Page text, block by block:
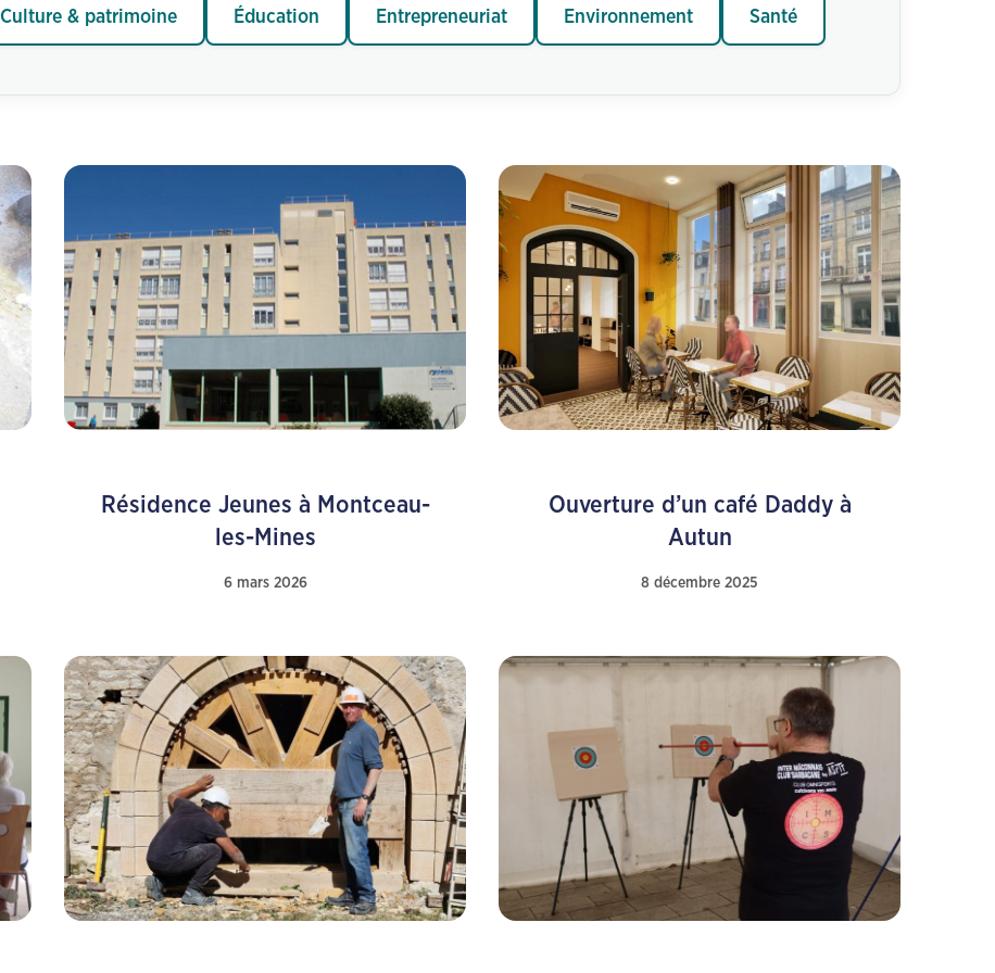
Culture & patrimoine Éducation Entrepreneuriat Environnement Santé
Résidence Jeunes à Montceau-
les-Mines
6 mars 2026
Ouverture d’un café Daddy à
Autun
8 décembre 2025